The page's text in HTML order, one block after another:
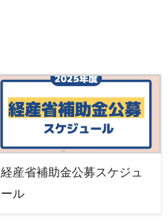
経産省補助金公募スケジュ
ール